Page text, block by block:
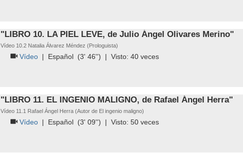
"LIBRO 10. LA PIEL LEVE, de Julio Ángel Olivares Merino"
Vídeo 10.2 Natalia Álvarez Méndez (Prologuista)
Vídeo| Español(3' 46'') | Visto: 40veces
"LIBRO 11. EL INGENIO MALIGNO, de Rafael Ángel Herra"
Vídeo 11.1 Rafael Ángel Herra (Autor de El ingenio maligno)
Vídeo| Español(3' 09'') | Visto: 50veces